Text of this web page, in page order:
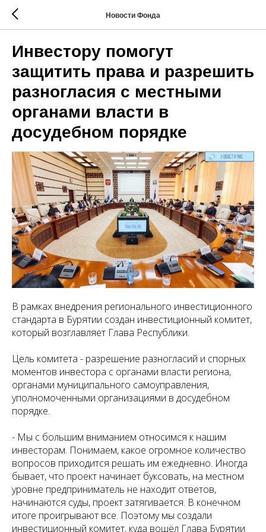
Новости Фонда
Инвестору помогут
защитить права и разрешить
разногласия с местными
органами власти в
досудебном порядке
В рамках внедрения регионального инвестиционного
стандарта в Бурятии создан инвестиционный комитет,
который возглавляет Глава Республики.
Цель комитета - разрешение разногласий и спорных
моментов инвестора с органами власти региона,
органами муниципального самоуправления,
уполномоченными организациями в досудебном
порядке.
- Мы с большим вниманием относимся к нашим
инвесторам. Понимаем, какое огромное количество
вопросов приходится решать им ежедневно. Иногда
бывает, что проект начинает буксовать, на местном
уровне предприниматель не находит ответов,
начинаются суды, проект затягивается. В конечном
итоге проигрывают все. Поэтому мы создали
инвестиционный комитет, куда вошёл Глава Бурятии